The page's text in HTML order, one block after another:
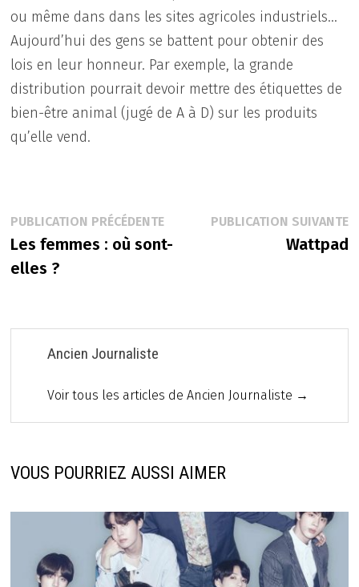
ou même dans dans les sites agricoles industriels…
Aujourd’hui des gens se battent pour obtenir des
lois en leur honneur. Par exemple, la grande
distribution pourrait devoir mettre des étiquettes de
bien-être animal (jugé de A à D) sur les produits
qu’elle vend.
Navigation
de
PUBLICATION PRÉCÉDENTEPublication
précédente :
Les femmes : où sont-
elles ?
PUBLICATION SUIVANTE
Wattpad
Ancien Journaliste
Voir tous les articles de Ancien Journaliste →
VOUS POURRIEZ AUSSI AIMER